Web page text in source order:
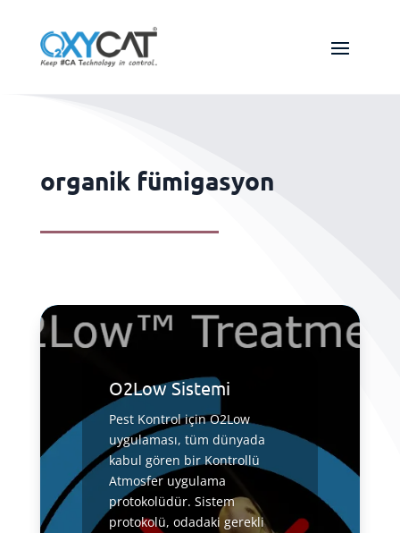
organik fümigasyon
O2Low Sistemi
Pest Kontrol için O2Low
uygulaması, tüm dünyada
kabul gören bir Kontrollü
Atmosfer uygulama
protokolüdür. Sistem
protokolü, odadaki gerekli